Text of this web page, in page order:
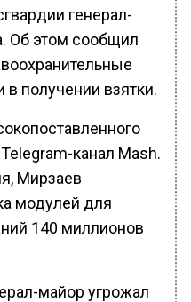
генерал-
Об этом сообщил
в получении взятки.
канал Mash.
Мирзаев
модулей для
140 миллионов
майор угрожал